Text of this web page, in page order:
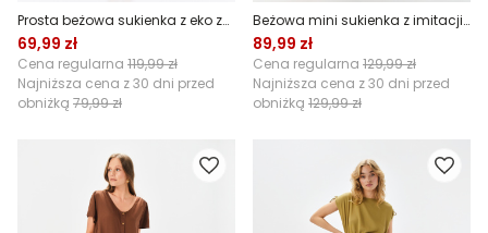
Prosta beżowa sukienka z eko zamszu
69,99 zł
Cena regularna 119,99 zł
Najniższa cena z 30 dni przed
obniżką 79,99 zł
Beżowa mini sukienka z imitacji zamszu
89,99 zł
Cena regularna 129,99 zł
Najniższa cena z 30 dni przed
obniżką 129,99 zł